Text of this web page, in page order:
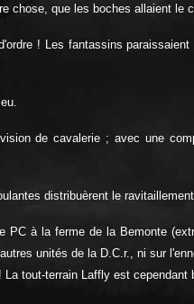
chose, que les boches allaient le
! Les fantassins
de cavalerie ; avec une
distribuèrent le ravitaillement.
à la ferme de la Bemonte
unités de la D.C.r., ni sur
tout-terrain Laffly est